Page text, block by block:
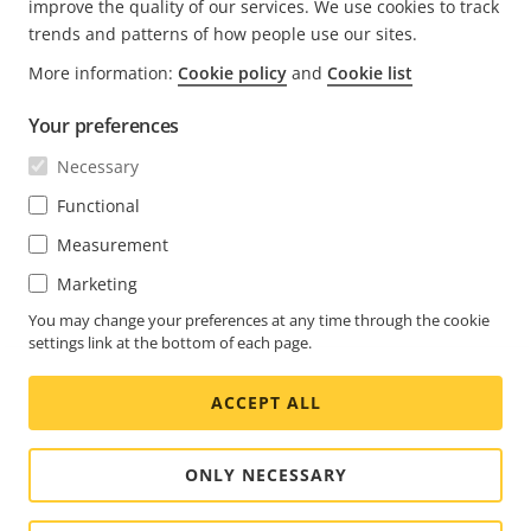
Nous contacter
Centre d'Expérience
ACTUALITÉS ET TÉMOIGNAGES
Life at Axis
Engineering at Axis
S'ABONNER
S'abonner à la newsletter
Abonnez-vous aux e-mails de notification sur la
sécurité d'AxisFRANCE / FRANÇAIS NEWSROOM
Social
Media
Facebook
Linkedin
Youtube
X
(Twitter)
Instagram
Cookie settings Imprint
improve the quality of our services. We use cookies to track
trends and patterns of how people use our sites.
More information: Cookie policy and Cookie list
Your preferences
Necessary
Functional
Measurement
Marketing
You may change your preferences at any time through the cookie
settings link at the bottom of each page.
ACCEPT ALL
ONLY NECESSARY